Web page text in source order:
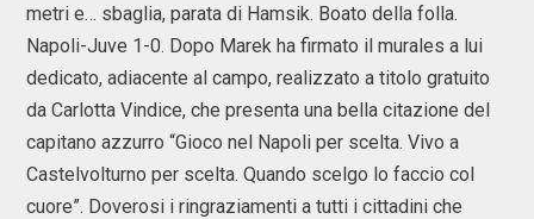
metri e… sbaglia, parata di Hamsik. Boato della folla.
Napoli-Juve 1-0. Dopo Marek ha firmato il murales a lui
dedicato, adiacente al campo, realizzato a titolo gratuito
da Carlotta Vindice, che presenta una bella citazione del
capitano azzurro “Gioco nel Napoli per scelta. Vivo a
Castelvolturno per scelta. Quando scelgo lo faccio col
cuore”. Doverosi i ringraziamenti a tutti i cittadini che